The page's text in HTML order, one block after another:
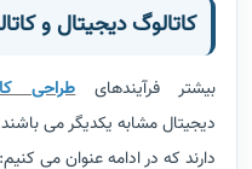
کاتالوگ دیجیتال و
بیشتر فرآیندهایطراحی
دیجیتال مشابه یکدیگر می
دارند که در ادامه عنوان می کنیم: